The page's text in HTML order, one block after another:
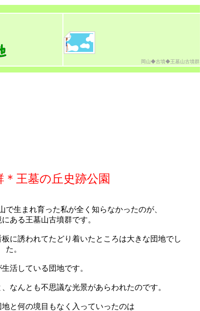
岡山◆古墳◆王墓山古墳群
＊王墓の丘史跡公園
で生まれ育った私が全く知らなかったのが、
ある王墓山古墳群です。
板に誘われてたどり着いたところは大きな団地でし
た。
活している団地です。
なんとも不思議な光景があらわれたのです。
と何の境目もなく入っていったのは